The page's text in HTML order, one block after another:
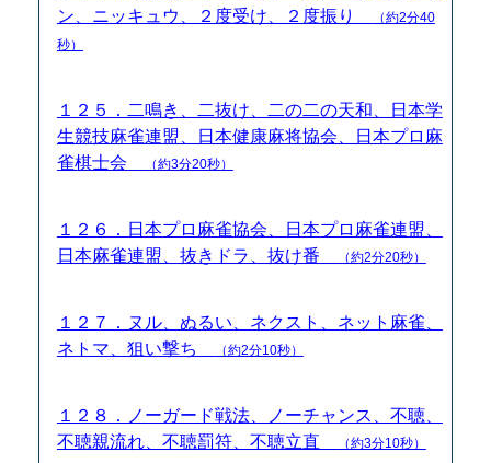
ン、ニッキュウ、２度受け、２度振り
（約2分40
秒）
１２５．二鳴き、二抜け、二の二の天和、日本学
生競技麻雀連盟、日本健康麻将協会、日本プロ麻
雀棋士会
（約3分20秒）
１２６．日本プロ麻雀協会、日本プロ麻雀連盟、
日本麻雀連盟、抜きドラ、抜け番
（約2分20秒）
１２７．ヌル、ぬるい、ネクスト、ネット麻雀、
ネトマ、狙い撃ち
（約2分10秒）
１２８．ノーガード戦法、ノーチャンス、不聴、
不聴親流れ、不聴罰符、不聴立直
（約3分10秒）